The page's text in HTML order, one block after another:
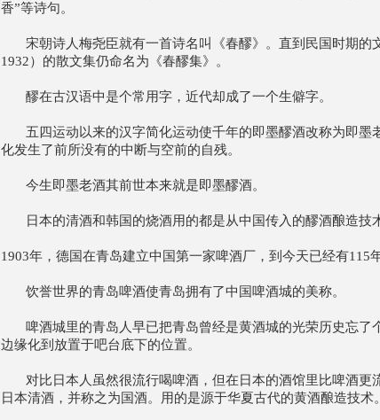
香”等诗句。
宋朝诗人梅尧臣就有一首诗名叫《春醪》。直到民国时期的
1932）的散文集仍命名为《春醪集》。
醪在古汉语中是个常用字，近代却成了一个生僻字。
五四运动以来的汉字简化运动使千年的即墨醪酒改称为即墨
化发生了前所没有的中断与空前的自残。
今生即墨老酒其前世本来就是即墨醪酒。
日本的清酒和韩国的烧酒用的都是从中国传入的醪酒酿造技
1903年，德国在青岛建立中国第一家啤酒厂，到今天已经有115
饮誉世界的青岛啤酒使青岛拥有了中国啤酒城的美称。
啤酒城里的青岛人早已把青岛曾经是黄酒城的光荣历史忘了
边缘化到放置于吧台底下的位置。
对比日本人虽然很流行喝啤酒，但在日本的酒馆里比啤酒更
日本清酒，并称之为国酒。用的是源于华夏古代的黄酒酿造技术。